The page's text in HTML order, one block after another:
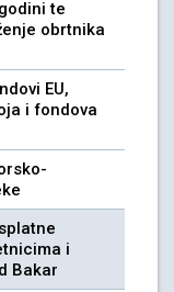
te
obrtnika
EU,
i fondova
i
Bakar